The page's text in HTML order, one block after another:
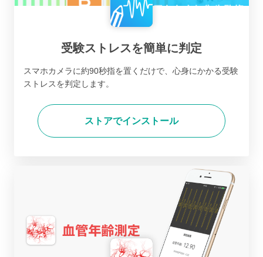
受験ストレスを簡単に判定
スマホカメラに約90秒指を置くだけで、心身にかかる受験
ストレスを判定します。
ストアでインストール